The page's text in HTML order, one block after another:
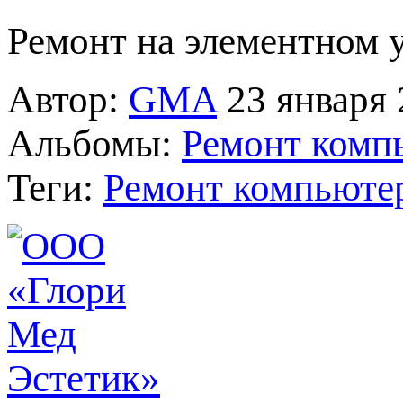
Ремонт на элементном
Автор: GMA23 января
Альбомы: Ремонт
Теги: Ремонт